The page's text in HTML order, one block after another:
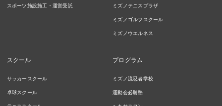
スポーツ施設施工・運営受託 ミズノテニスプラザ
ミズノゴルフスクール
ミズノウエルネス
スクール
サッカースクール
卓球スクール
プログラム
ミズノ流忍者学校
運動会必勝塾